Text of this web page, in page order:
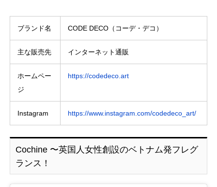
ブランド名 CODE DECO（コーデ・デコ）
主な販売先 インターネット通販
ホームペー
ジ
https://codedeco.art
Instagram https://www.instagram.com/codedeco_art/
Cochine 〜英国人女性創設のベトナム発フレグ
ランス！